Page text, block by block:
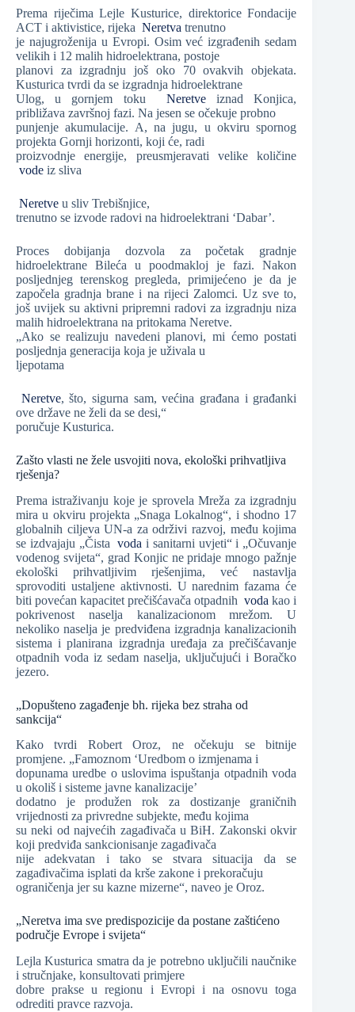
Prema riječima Lejle Kusturice, direktorice Fondacije
ACT i aktivistice, rijeka Neretva trenutno
je najugroženija u Evropi. Osim već izgrađenih sedam
velikih i 12 malih hidroelektrana, postoje
planovi za izgradnju još oko 70 ovakvih objekata.
Kusturica tvrdi da se izgradnja hidroelektrane
Ulog, u gornjem toku
Neretveiznad Konjica,
približava završnoj fazi. Na jesen se očekuje probno
punjenje akumulacije. A, na jugu, u okviru spornog
projekta Gornji horizonti, koji će, radi
proizvodnje energije, preusmjeravati velike količine
vode iz sliva
Neretve u sliv Trebišnjice,
trenutno se izvode radovi na hidroelektrani ‘Dabar’.
Proces dobijanja dozvola za početak gradnje
hidroelektrane Bileća u poodmakloj je fazi. Nakon
posljednjeg terenskog pregleda, primijećeno je da je
započela gradnja brane i na rijeci Zalomci. Uz sve to,
još uvijek su aktivni pripremni radovi za izgradnju niza
malih hidroelektrana na pritokama Neretve.
„Ako se realizuju navedeni planovi, mi ćemo postati
posljednja generacija koja je uživala u
ljepotama
Neretve, što, sigurna sam, većina građana i građanki
ove države ne želi da se desi,“
poručuje Kusturica.
Zašto vlasti ne žele usvojiti nova, ekološki prihvatljiva
rješenja?
Prema istraživanju koje je sprovela Mreža za izgradnju
mira u okviru projekta „Snaga Lokalnog“, i shodno 17
globalnih ciljeva UN-a za održivi razvoj, među kojima
se izdvajaju „Čista voda i sanitarni uvjeti“ i „Očuvanje
vodenog svijeta“, grad Konjic ne pridaje mnogo pažnje
ekološki prihvatljivim rješenjima, već nastavlja
sprovoditi ustaljene aktivnosti. U narednim fazama će
biti povećan kapacitet prečišćavača otpadnih voda kao i
pokrivenost naselja kanalizacionom mrežom. U
nekoliko naselja je predviđena izgradnja kanalizacionih
sistema i planirana izgradnja uređaja za prečišćavanje
otpadnih voda iz sedam naselja, uključujući i Boračko
jezero.
„Dopušteno zagađenje bh. rijeka bez straha od
sankcija“
Kako tvrdi Robert Oroz, ne očekuju se bitnije
promjene. „Famoznom ‘Uredbom o izmjenama i
dopunama uredbe o uslovima ispuštanja otpadnih voda
u okoliš i sisteme javne kanalizacije’
dodatno je produžen rok za dostizanje graničnih
vrijednosti za privredne subjekte, među kojima
su neki od najvećih zagađivača u BiH. Zakonski okvir
koji predviđa sankcionisanje zagađivača
nije adekvatan i tako se stvara situacija da se
zagađivačima isplati da krše zakone i prekoračuju
ograničenja jer su kazne mizerne“, naveo je Oroz.
„Neretva ima sve predispozicije da postane zaštićeno
područje Evrope i svijeta“
Lejla Kusturica smatra da je potrebno uključili naučnike
i stručnjake, konsultovati primjere
dobre prakse u regionu i Evropi i na osnovu toga
odrediti pravce razvoja.